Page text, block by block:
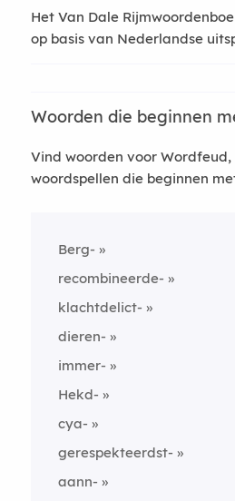
Het Van Dale
op basis van Nederlandse
Woorden die beginnen
Vind woorden voor
woordspellen die beginnen
Berg-
recombineerde-
klachtdelict-
dieren-
immer-
Hekd-
cya-
gerespekteerdst-
aann-